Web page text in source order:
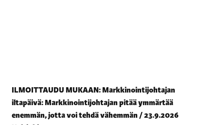
ILMOITTAUDU MUKAAN: Markkinointijohtajan
iltapäivä: Markkinointijohtajan pitää ymmärtää
enemmän, jotta voi tehdä vähemmän / 23.9.2026